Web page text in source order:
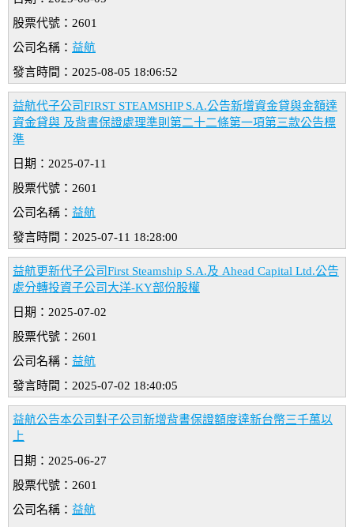
股票代號：2601
公司名稱： 益航
發言時間：2025-08-05 18:06:52
益航代子公司FIRST STEAMSHIP S.A.公告新增資金貸與金額達
資金貸與 及背書保證處理準則第二十二條第一項第三款公告標
準
日期：2025-07-11
股票代號：2601
公司名稱： 益航
發言時間：2025-07-11 18:28:00
益航更新代子公司First Steamship S.A.及 Ahead Capital Ltd.公告
處分轉投資子公司大洋-KY部份股權
日期：2025-07-02
股票代號：2601
公司名稱： 益航
發言時間：2025-07-02 18:40:05
益航公告本公司對子公司新增背書保證額度達新台幣三千萬以
上
日期：2025-06-27
股票代號：2601
公司名稱： 益航